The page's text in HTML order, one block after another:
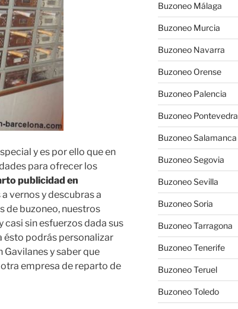
y es por ello que en
para ofrecer los
publicidad en
vernos y descubras a
de buzoneo, nuestros
sin esfuerzos dada sus
ésto podrás personalizar
y saber que
empresa de reparto de
Buzoneo Málaga
Buzoneo Murcia
Buzoneo Navarra
Buzoneo Orense
Buzoneo Palencia
Buzoneo Pontevedra
Buzoneo Salamanca
Buzoneo Segovia
Buzoneo Sevilla
Buzoneo Soria
Buzoneo Tarragona
Buzoneo Tenerife
Buzoneo Teruel
Buzoneo Toledo